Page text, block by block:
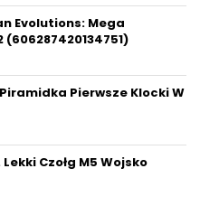
Evolutions: Mega
Pierwsze Klocki W
Czołg M5 Wojsko